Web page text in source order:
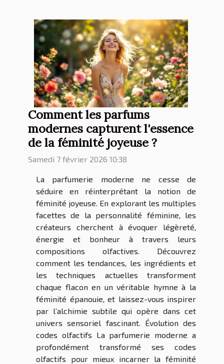
Comment les parfums
modernes capturent l'essence
de la féminité joyeuse ?
Samedi 7 février 2026 10:38
La parfumerie moderne ne cesse de
séduire en réinterprétant la notion de
féminité joyeuse. En explorant les multiples
facettes de la personnalité féminine, les
créateurs cherchent à évoquer légèreté,
énergie et bonheur à travers leurs
compositions olfactives. Découvrez
comment les tendances, les ingrédients et
les techniques actuelles transforment
chaque flacon en un véritable hymne à la
féminité épanouie, et laissez-vous inspirer
par l’alchimie subtile qui opère dans cet
univers sensoriel fascinant. Évolution des
codes olfactifs La parfumerie moderne a
profondément transformé ses codes
olfactifs pour mieux incarner la féminité